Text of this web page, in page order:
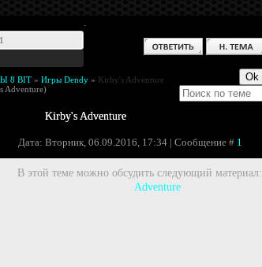
.
1
8 BIT » Игры Dendy » Kirby's Adventure
Adventure)
Kirby's Adventure
Дата: Вторник, 06.09.2016, 17:34 | Сообщение # 1
В этой теме можно обсудить следующий материал:
Adventure